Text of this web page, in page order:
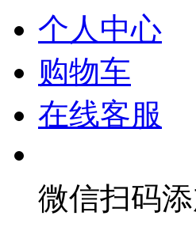
个人中心
购物车
在线客服
微信扫码